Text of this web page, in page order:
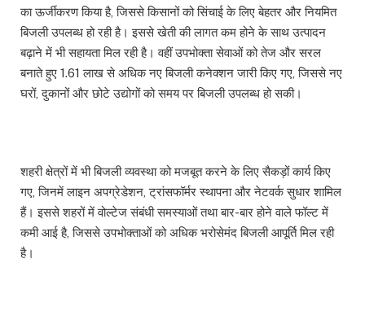
का ऊर्जीकरण किया है, जिससे किसानों को सिंचाई के लिए बेहतर और नियमित
बिजली उपलब्ध हो रही है। इससे खेती की लागत कम होने के साथ उत्पादन
बढ़ाने में भी सहायता मिल रही है। वहीं उपभोक्ता सेवाओं को तेज और सरल
बनाते हुए 1.61 लाख से अधिक नए बिजली कनेक्शन जारी किए गए, जिससे नए
घरों, दुकानों और छोटे उद्योगों को समय पर बिजली उपलब्ध हो सकी।
शहरी क्षेत्रों में भी बिजली व्यवस्था को मजबूत करने के लिए सैकड़ों कार्य किए
गए, जिनमें लाइन अपग्रेडेशन, ट्रांसफॉर्मर स्थापना और नेटवर्क सुधार शामिल
हैं। इससे शहरों में वोल्टेज संबंधी समस्याओं तथा बार-बार होने वाले फॉल्ट में
कमी आई है, जिससे उपभोक्ताओं को अधिक भरोसेमंद बिजली आपूर्ति मिल रही
है।